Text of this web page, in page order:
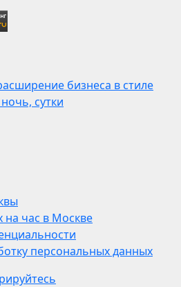
бизнеса в стиле
сутки
на час в Москве
персональных данных